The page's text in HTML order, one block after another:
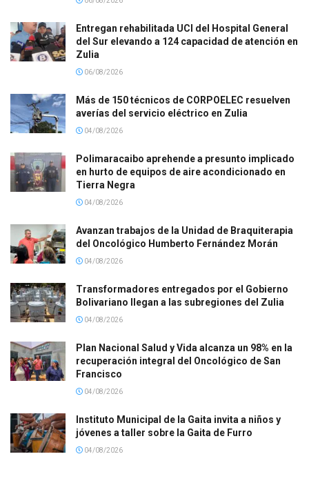
Entregan rehabilitada UCI del Hospital General
del Sur elevando a 124 capacidad de atención en
Zulia
06/08/2026
Más de 150 técnicos de CORPOELEC resuelven
averías del servicio eléctrico en Zulia
04/08/2026
Polimaracaibo aprehende a presunto implicado
en hurto de equipos de aire acondicionado en
Tierra Negra
04/08/2026
Avanzan trabajos de la Unidad de Braquiterapia
del Oncológico Humberto Fernández Morán
04/08/2026
Transformadores entregados por el Gobierno
Bolivariano llegan a las subregiones del Zulia
04/08/2026
Plan Nacional Salud y Vida alcanza un 98% en la
recuperación integral del Oncológico de San
Francisco
04/08/2026
Instituto Municipal de la Gaita invita a niños y
jóvenes a taller sobre la Gaita de Furro
04/08/2026